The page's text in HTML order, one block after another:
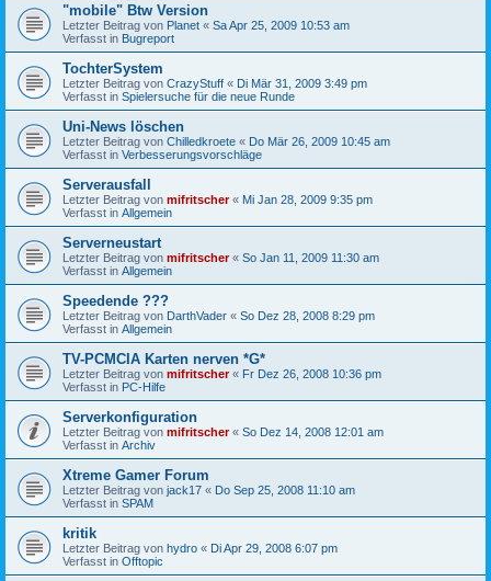
"mobile" Btw Version
Letzter Beitrag von Planet « Sa Apr 25, 2009 10:53 am
Verfasst in Bugreport
TochterSystem
Letzter Beitrag von CrazyStuff « Di Mär 31, 2009 3:49 pm
Verfasst in Spielersuche für die neue Runde
Uni-News löschen
Letzter Beitrag von Chilledkroete « Do Mär 26, 2009 10:45 am
Verfasst in Verbesserungsvorschläge
Serverausfall
Letzter Beitrag von mifritscher« Mi Jan 28, 2009 9:35 pm
Verfasst in Allgemein
Serverneustart
Letzter Beitrag von mifritscher« So Jan 11, 2009 11:30 am
Verfasst in Allgemein
Speedende ???
Letzter Beitrag von DarthVader « So Dez 28, 2008 8:29 pm
Verfasst in Allgemein
TV-PCMCIA Karten nerven *G*
Letzter Beitrag von mifritscher« Fr Dez 26, 2008 10:36 pm
Verfasst in PC-Hilfe
Serverkonfiguration
Letzter Beitrag von mifritscher« So Dez 14, 2008 12:01 am
Verfasst in Archiv
Xtreme Gamer Forum
Letzter Beitrag von jack17 « Do Sep 25, 2008 11:10 am
Verfasst in SPAM
kritik
Letzter Beitrag von hydro « Di Apr 29, 2008 6:07 pm
Verfasst in Offtopic